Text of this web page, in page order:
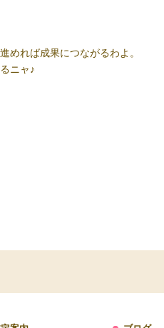
めれば成果につながるわよ。
ニャ♪